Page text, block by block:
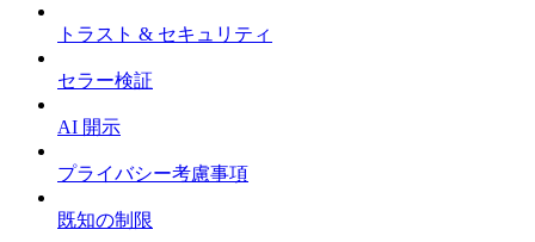
トラスト & セキュリティ
セラー検証
AI 開示
プライバシー考慮事項
既知の制限